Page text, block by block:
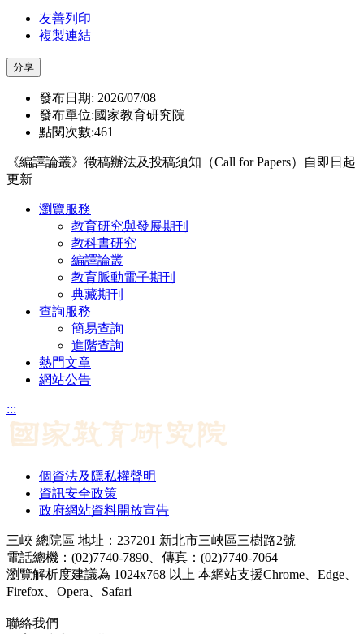
友善列印
複製連結
分享
發布日期: 2026/07/08
發布單位:國家教育研究院
點閱次數:461
《編譯論叢》徵稿辦法及投稿須知（Call for Papers）自即日起
更新
瀏覽服務
教育研究與發展期刊
教科書研究
編譯論叢
教育脈動電子期刊
典藏期刊
查詢服務
簡易查詢
進階查詢
熱門文章
網站公告
:::
個資法及隱私權聲明
資訊安全政策
政府網站資料開放宣告
三峽 總院區 地址：237201 新北市三峽區三樹路2號
電話總機：(02)7740-7890、傳真：(02)7740-7064
瀏覽解析度建議為 1024x768 以上 本網站支援Chrome、Edge、
Firefox、Opera、Safari
聯絡我們